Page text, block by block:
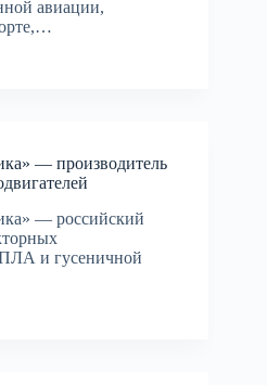
авиации,
— производитель
— российский
и гусеничной